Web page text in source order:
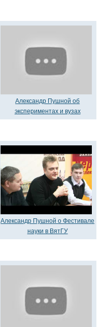
Александр Пушной об
экспериментах и вузах
Александр Пушной о Фестивале
науки в ВятГУ